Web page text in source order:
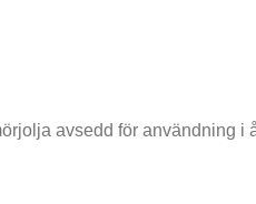
avsedd för användning i